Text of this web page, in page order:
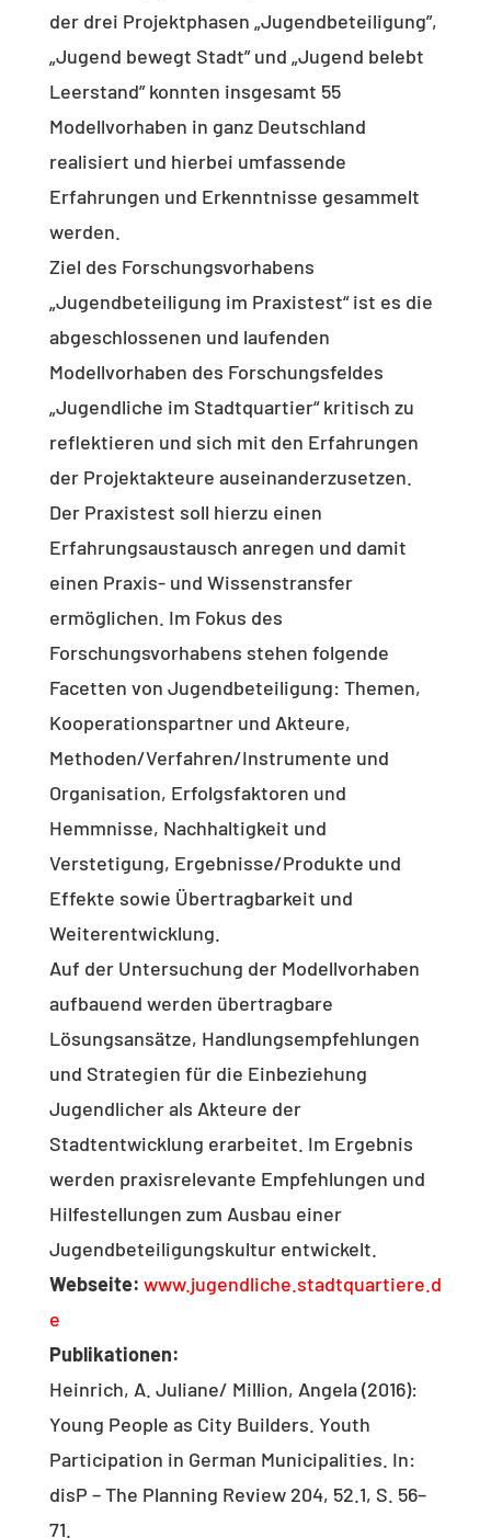
der drei Projektphasen „Jugendbeteiligung”,
„Jugend bewegt Stadt” und „Jugend belebt
Leerstand” konnten insgesamt 55
Modellvorhaben in ganz Deutschland
realisiert und hierbei umfassende
Erfahrungen und Erkenntnisse gesammelt
werden.
Ziel des Forschungsvorhabens
„Jugendbeteiligung im Praxistest“ ist es die
abgeschlossenen und laufenden
Modellvorhaben des Forschungsfeldes
„Jugendliche im Stadtquartier“ kritisch zu
reflektieren und sich mit den Erfahrungen
der Projektakteure auseinanderzusetzen.
Der Praxistest soll hierzu einen
Erfahrungsaustausch anregen und damit
einen Praxis- und Wissenstransfer
ermöglichen. Im Fokus des
Forschungsvorhabens stehen folgende
Facetten von Jugendbeteiligung: Themen,
Kooperationspartner und Akteure,
Methoden/Verfahren/Instrumente und
Organisation, Erfolgsfaktoren und
Hemmnisse, Nachhaltigkeit und
Verstetigung, Ergebnisse/Produkte und
Effekte sowie Übertragbarkeit und
Weiterentwicklung.
Auf der Untersuchung der Modellvorhaben
aufbauend werden übertragbare
Lösungsansätze, Handlungsempfehlungen
und Strategien für die Einbeziehung
Jugendlicher als Akteure der
Stadtentwicklung erarbeitet. Im Ergebnis
werden praxisrelevante Empfehlungen und
Hilfestellungen zum Ausbau einer
Jugendbeteiligungskultur entwickelt.
Webseite: www.jugendliche.stadtquartiere.d
e
Publikationen:
Heinrich, A. Juliane/ Million, Angela (2016):
Young People as City Builders. Youth
Participation in German Municipalities. In:
disP – The Planning Review 204, 52.1, S. 56–
71.